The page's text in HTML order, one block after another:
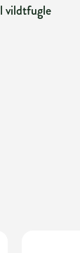
vildtfugle